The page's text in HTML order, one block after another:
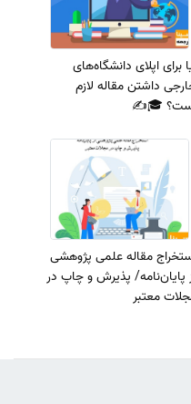
برای اپلای دانشگاه‌های
داشتن مقاله لازم
🎓✍️
مقاله علمی پژوهشی
پایان‌نامه/ پذیرش و چاپ در
معتبر